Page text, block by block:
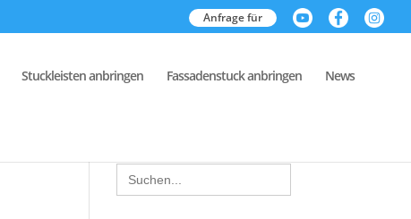
Anfrage für
Stuckleisten anbringen Fassadenstuck anbringen News
Search
for: